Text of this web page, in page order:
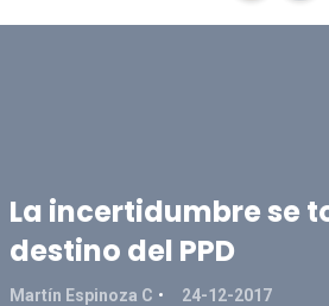
La incertidumbre se
destino del PPD
Martín Espinoza C 24-12-2017